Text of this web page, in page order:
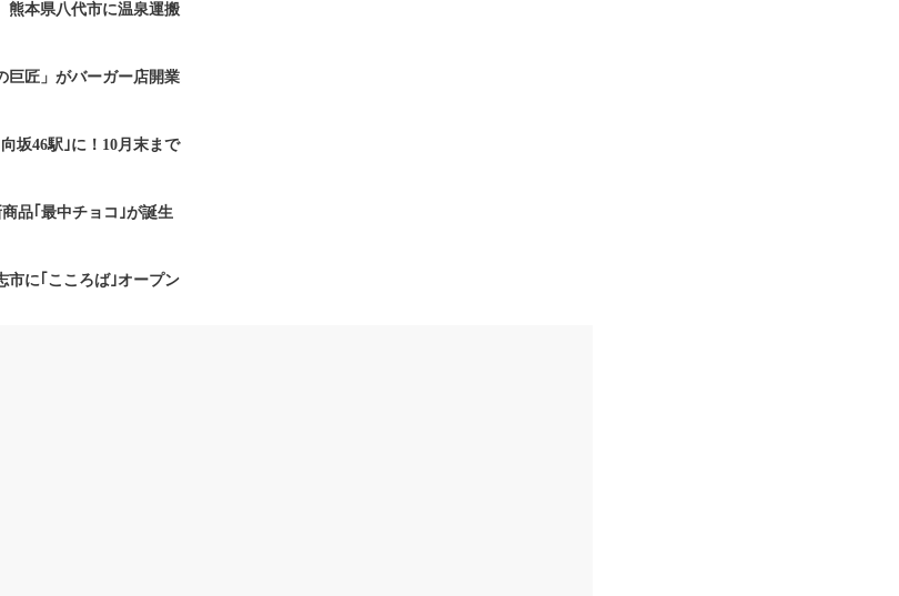
熊本県八代市に温泉運搬
巨匠」がバーガー店開業
坂46駅｣に！10月末まで
品｢最中チョコ｣が誕生
市に｢こころば｣オープン